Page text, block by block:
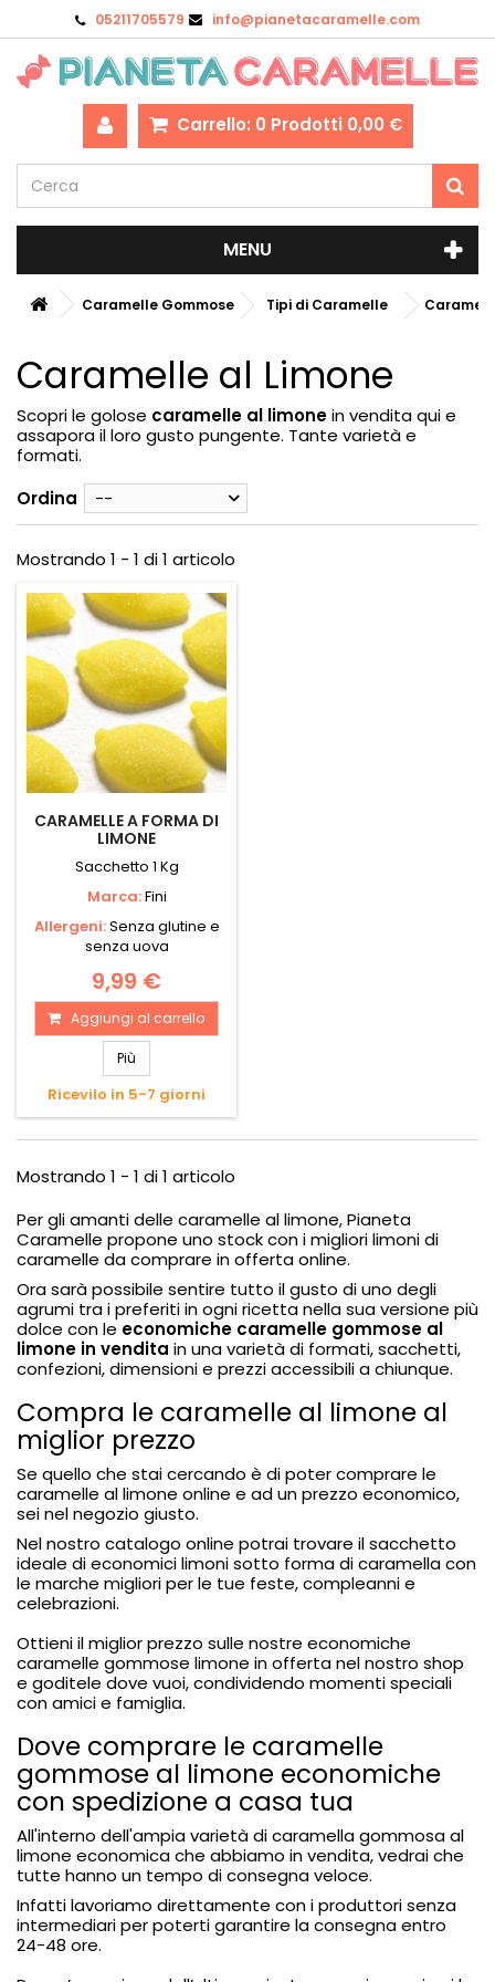
05211705579 info@pianetacaramelle.com
Carrello: 0 Prodotti 0,00 €
MENU
Caramelle Gommose Tipi di Caramelle
Caramelle al Limone
Scopri le golose caramelle al limonein vendita qui e
assapora il loro gusto pungente. Tante varietà e
formati.
Ordina
--
Mostrando 1 - 1 di 1 articolo
CARAMELLE A FORMA DI
LIMONE
Sacchetto 1 Kg
Marca:Fini
Allergeni:Senza glutine e
senza uova
9,99 €
Aggiungi al carrello
Più
Ricevilo in 5-7 giorni
Mostrando 1 - 1 di 1 articolo
Per gli amanti delle caramelle al limone, Pianeta
Caramelle propone uno stock con i migliori limoni di
caramelle da comprare in offerta online.
Ora sarà possibile sentire tutto il gusto di uno degli
agrumi tra i preferiti in ogni ricetta nella sua versione più
dolce con le economiche caramelle gommose al
limone in vendita in una varietà di formati, sacchetti,
confezioni, dimensioni e prezzi accessibili a chiunque.
Compra le caramelle al limone al
miglior prezzo
Se quello che stai cercando è di poter comprare le
caramelle al limone online e ad un prezzo economico,
sei nel negozio giusto.
Nel nostro catalogo online potrai trovare il sacchetto
ideale di economici limoni sotto forma di caramella con
le marche migliori per le tue feste, compleanni e
celebrazioni.
Ottieni il miglior prezzo sulle nostre economiche
caramelle gommose limone in offerta nel nostro shop
e goditele dove vuoi, condividendo momenti speciali
con amici e famiglia.
Dove comprare le caramelle
gommose al limone economiche
con spedizione a casa tua
All'interno dell'ampia varietà di caramella gommosa al
limone economica che abbiamo in vendita, vedrai che
tutte hanno un tempo di consegna veloce.
Infatti lavoriamo direttamente con i produttori senza
intermediari per poterti garantire la consegna entro
24-48 ore.